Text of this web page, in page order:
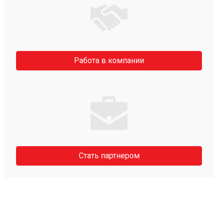
Работа в компании
Стать партнером